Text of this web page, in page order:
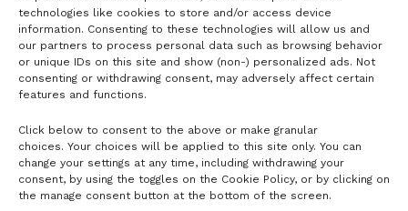
technologies like cookies to store and/or access device
information. Consenting to these technologies will allow us and
our partners to process personal data such as browsing behavior
or unique IDs on this site and show (non-) personalized ads. Not
consenting or withdrawing consent, may adversely affect certain
features and functions.
Click below to consent to the above or make granular
choices. Your choices will be applied to this site only. You can
change your settings at any time, including withdrawing your
consent, by using the toggles on the Cookie Policy, or by clicking on
the manage consent button at the bottom of the screen.
LOAD MORE
- H I R D E T É S -